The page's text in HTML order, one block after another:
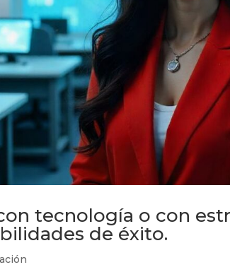
tecnología o con
de éxito.